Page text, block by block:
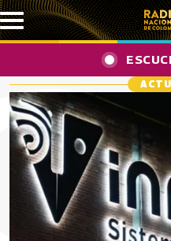
Pasar al contenido principal